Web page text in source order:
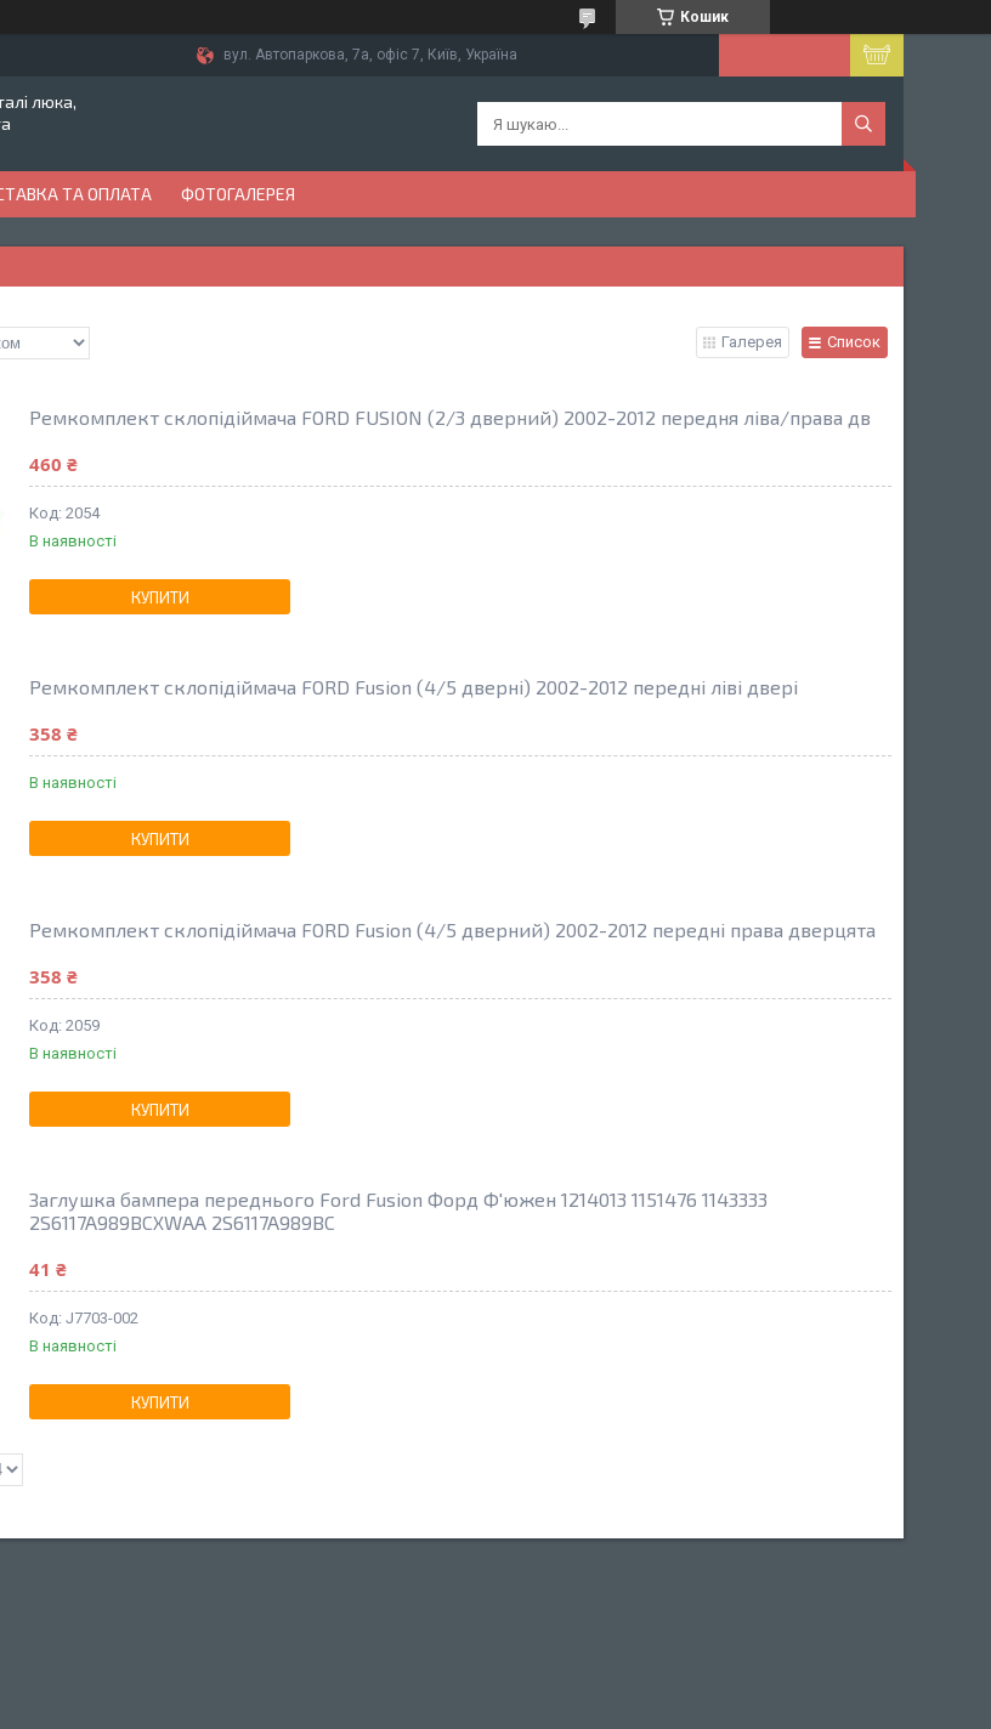
Кошик
вул. Автопаркова, 7а, офіс 7, Київ, Україна
люка,
ТА ОПЛАТА ФОТОГАЛЕРЕЯ
Галерея Список
Ремкомплект склопідіймача FORD FUSION (2/3 дверний) 2002-2012 передня ліва/права дв
460 ₴
2054
В наявності
КУПИТИ
Ремкомплект склопідіймача FORD Fusion (4/5 дверні) 2002-2012 передні ліві двері
358 ₴
В наявності
КУПИТИ
Ремкомплект склопідіймача FORD Fusion (4/5 дверний) 2002-2012 передні права дверцята
358 ₴
2059
В наявності
КУПИТИ
Заглушка бампера переднього Ford Fusion Форд Ф'южен 1214013 1151476 1143333
2S6117A989BCXWAA 2S6117A989BC
41 ₴
J7703-002
В наявності
КУПИТИ